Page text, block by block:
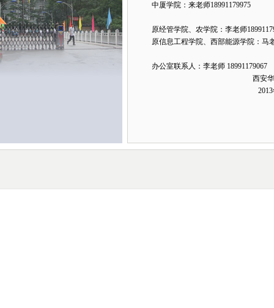
中厦学院：来老师18991179975
原经管学院、农学院：李老师
原信息工程学院、西部能源学院：马
办公室联系人：李老师 18991179067
西安华西大学
2013年10月